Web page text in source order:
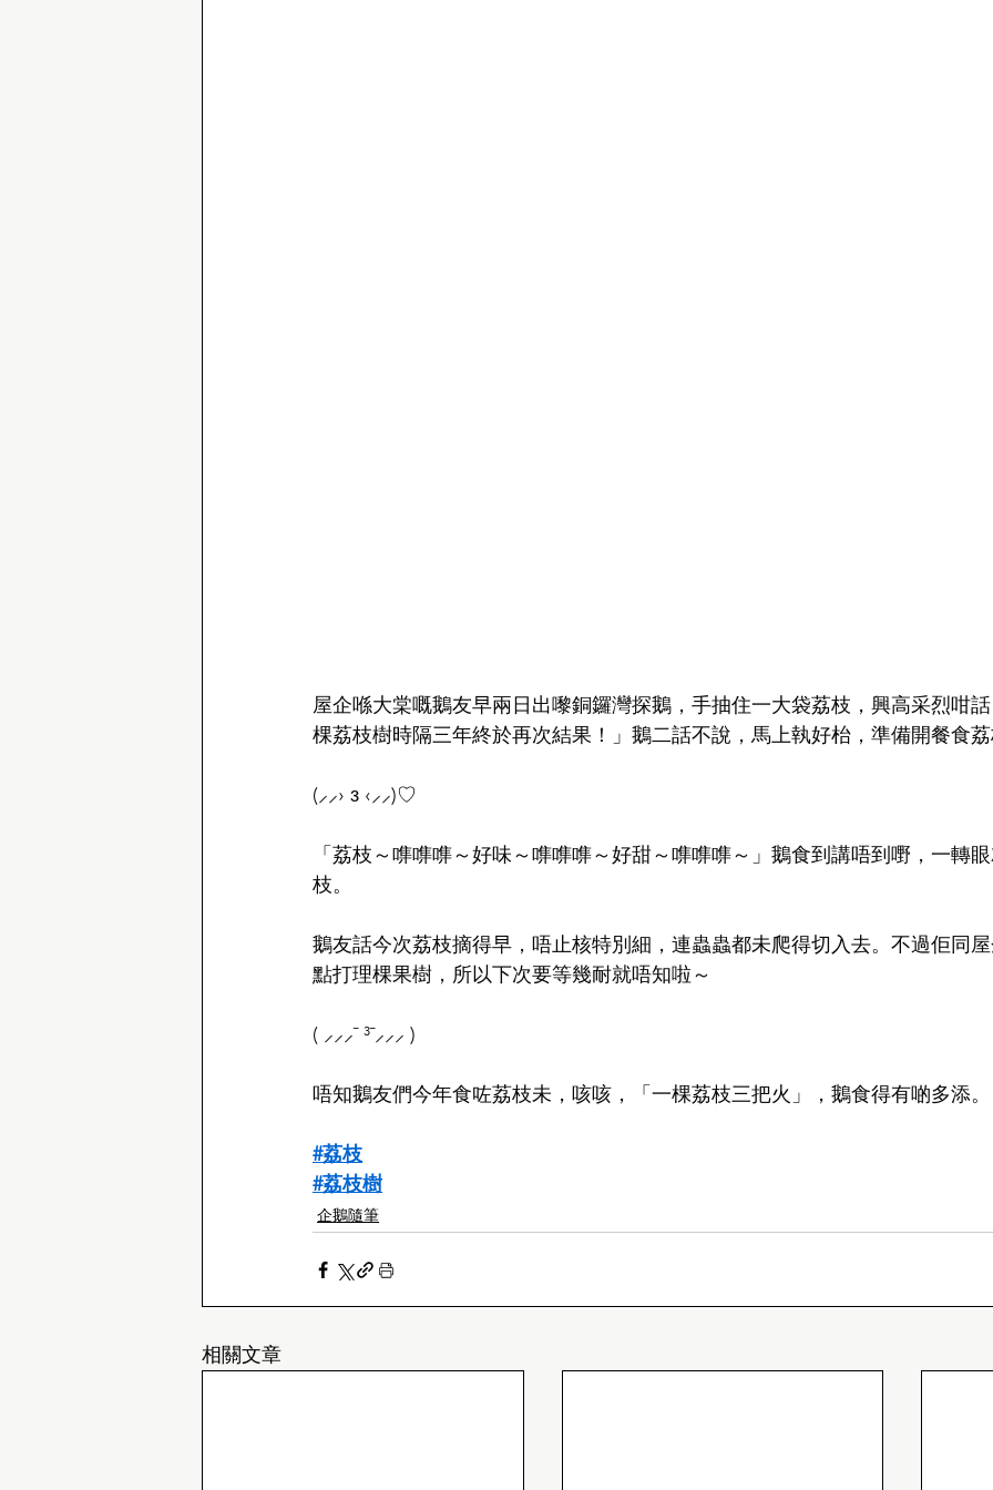
屋企喺大棠嘅鵝友早兩日出嚟銅鑼灣探鵝，手抽住一大袋荔枝，興高采烈咁
棵荔枝樹時隔三年終於再次結果！」鵝二話不說，馬上執好枱，準備開餐食
(⸝⸝› з ‹⸝⸝)♡
「荔枝～㗱㗱㗱～好味～㗱㗱㗱～好甜～㗱㗱㗱～」鵝食到講唔到嘢，一轉
枝。
鵝友話今次荔枝摘得早，唔止核特別細，連蟲蟲都未爬得切入去。不過佢同
點打理棵果樹，所以下次要等幾耐就唔知啦～
( ⸝⸝⸝¯ ³¯⸝⸝⸝ )
唔知鵝友們今年食咗荔枝未，咳咳，「一棵荔枝三把火」，鵝食得有啲多添。
#荔枝
#荔枝樹
企鵝隨筆
相關文章